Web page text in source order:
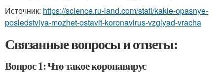
Источник: https://science.ru-land.com/stati/kakie-opasnye-
posledstviya-mozhet-ostavit-koronavirus-vzglyad-vracha
Связанные вопросы и ответы:
Вопрос 1: Что такое коронавирус